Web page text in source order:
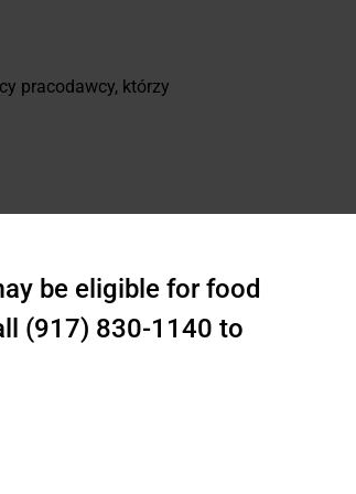
pracodawcy, którzy
be eligible for food
(917) 830-1140 to